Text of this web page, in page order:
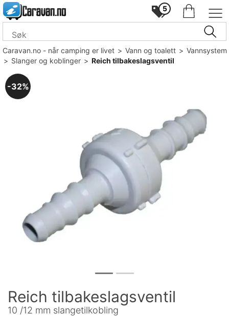
5
Caravan.no - når camping er livet>Vann og toalett>Vannsystem
>Slanger og koblinger>Reich tilbakeslagsventil
32%
Reich tilbakeslagsventil
10 /12 mm slangetilkobling